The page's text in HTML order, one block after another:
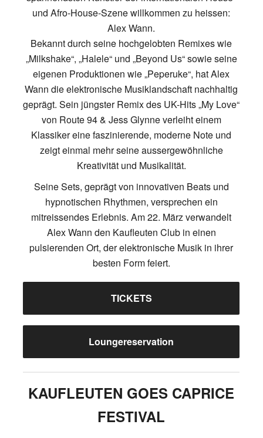
und Afro-House-Szene willkommen zu heissen:
Alex Wann.
Bekannt durch seine hochgelobten Remixes wie
„Milkshake“, „Halele“ und „Beyond Us“ sowie seine
eigenen Produktionen wie „Peperuke“, hat Alex
Wann die elektronische Musiklandschaft nachhaltig
geprägt. Sein jüngster Remix des UK-Hits „My Love“
von Route 94 & Jess Glynne verleiht einem
Klassiker eine faszinierende, moderne Note und
zeigt einmal mehr seine aussergewöhnliche
Kreativität und Musikalität.
Seine Sets, geprägt von innovativen Beats und
hypnotischen Rhythmen, versprechen ein
mitreissendes Erlebnis. Am 22. März verwandelt
Alex Wann den Kaufleuten Club in einen
pulsierenden Ort, der elektronische Musik in ihrer
besten Form feiert.
TICKETS
Loungereservation
KAUFLEUTEN GOES CAPRICE
FESTIVAL